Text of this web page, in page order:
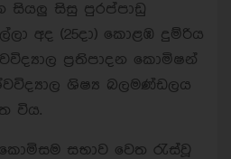
සියලු සිසු පුරප්පාඩු
අද (25දා) කොළඹ දුම්රිය
ප්‍රතිපාදන කොමිෂන්
ශිෂ්‍ය බලමණ්ඩලය
විය.
කොමිසම සභාව වෙත රැස්වූ